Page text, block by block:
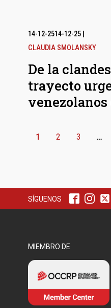
14-12-2514-12-25|
CLAUDIA SMOLANSKY
De la
trayecto
venezolanos
1 2 3 …
SÍGUENOS
MIEMBRO DE